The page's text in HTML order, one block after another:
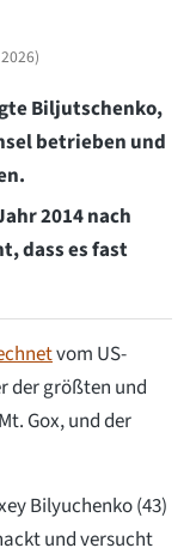
)
Biljutschenko,
betrieben und
2014 nach
dass es fast
vom US-
der größten und
Gox, und der
Bilyuchenko (43)
und versucht